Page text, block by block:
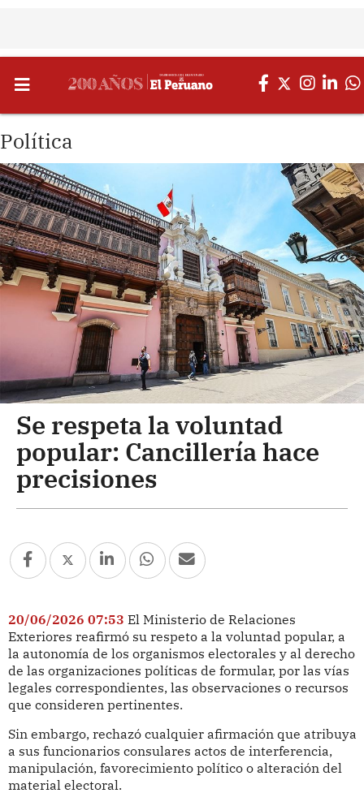
Política
Se respeta la voluntad
popular: Cancillería hace
precisiones
20/06/2026 07:53 El Ministerio de Relaciones
Exteriores reafirmó su respeto a la voluntad popular, a
la autonomía de los organismos electorales y al derecho
de las organizaciones políticas de formular, por las vías
legales correspondientes, las observaciones o recursos
que consideren pertinentes.
Sin embargo, rechazó cualquier afirmación que atribuya
a sus funcionarios consulares actos de interferencia,
manipulación, favorecimiento político o alteración del
material electoral.